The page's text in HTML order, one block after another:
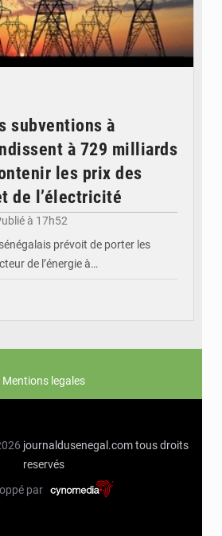
subventions à
à 729 milliards
les prix des
de l’électricité
à 17h52
prévoit de porter les
de l’énergie à…
Mentions legales
journaldusenegal.com tous droits
reservés
par